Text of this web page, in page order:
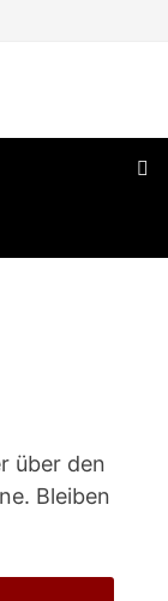
über den
Bleiben